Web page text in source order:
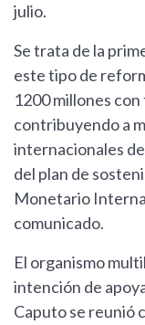
julio.
Se trata de la
este tipo de
1200 millones
contribuyendo a
internacionales
del plan de
Monetario
comunicado.
El organismo
intención de
Caputo se reunió